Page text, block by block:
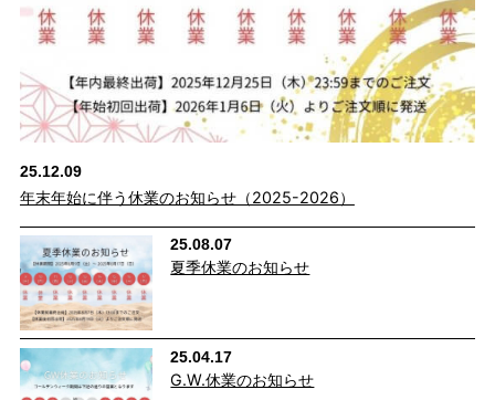
cafeからtabiまで、日常を上質に
25.12.09
年末年始に伴う休業のお知らせ（2025-2026）
25.08.07
夏季休業のお知らせ
25.04.17
G.W.休業のお知らせ